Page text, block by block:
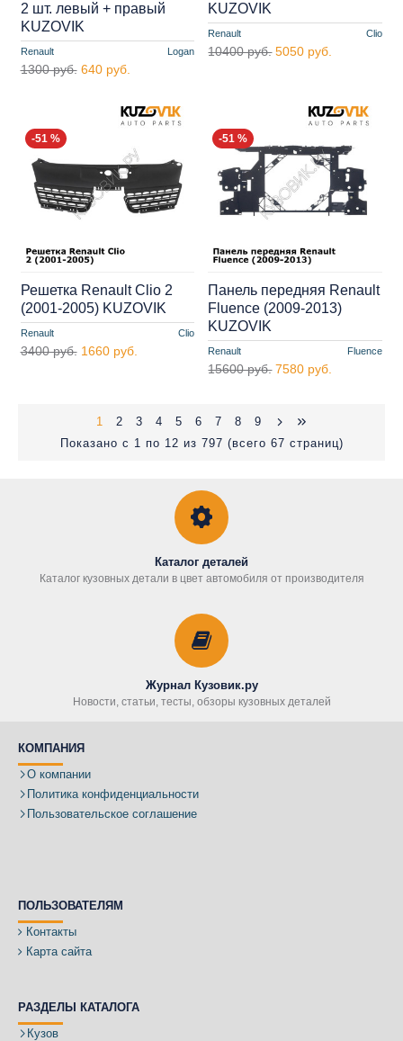
Renault Logan
2 шт. левый + правый
KUZOVIK
1300 руб. 640 руб.
Renault Clio
KUZOVIK
10400 руб. 5050 руб.
-51 %
Renault Clio
Решетка Renault Clio 2
(2001-2005) KUZOVIK
3400 руб. 1660 руб.
-51 %
Renault Fluence
Панель передняя Renault
Fluence (2009-2013)
KUZOVIK
15600 руб. 7580 руб.
1 2 3 4 5 6 7 8
9
Показано с 1 по 12 из 797 (всего 67 страниц)
Каталог деталей
Каталог кузовных детали в цвет автомобиля от производителя
Журнал Кузовик.ру
Новости, статьи, тесты, обзоры кузовных деталей
КОМПАНИЯ
О компании
Политика конфиденциальности
Пользовательское соглашение
ПОЛЬЗОВАТЕЛЯМ
Контакты
Карта сайта
РАЗДЕЛЫ КАТАЛОГА
Кузов